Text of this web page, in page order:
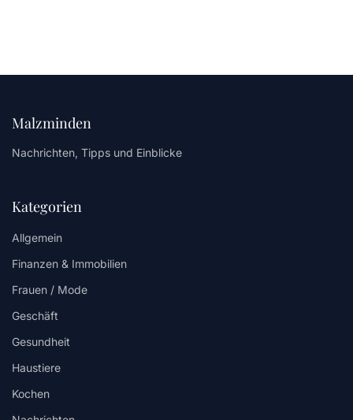
Malzminden
Nachrichten, Tipps und Einblicke
Kategorien
Allgemein
Finanzen & Immobilien
Frauen / Mode
Geschäft
Gesundheit
Haustiere
Kochen